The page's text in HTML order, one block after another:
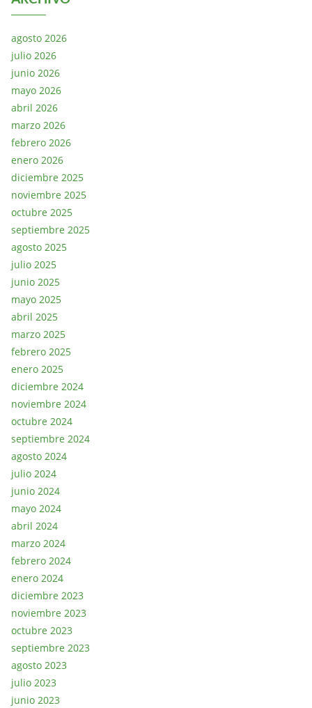
agosto 2026
julio 2026
junio 2026
mayo 2026
abril 2026
marzo 2026
febrero 2026
enero 2026
diciembre 2025
noviembre 2025
octubre 2025
septiembre 2025
agosto 2025
julio 2025
junio 2025
mayo 2025
abril 2025
marzo 2025
febrero 2025
enero 2025
diciembre 2024
noviembre 2024
octubre 2024
septiembre 2024
agosto 2024
julio 2024
junio 2024
mayo 2024
abril 2024
marzo 2024
febrero 2024
enero 2024
diciembre 2023
noviembre 2023
octubre 2023
septiembre 2023
agosto 2023
julio 2023
junio 2023